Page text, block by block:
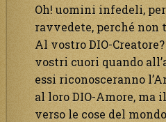
Oh! uomini infedeli,
ravvedete, perché non
Al vostro DIO-
vostri cuori quando
essi riconosceranno
al loro DIO-Amore, ma
verso le cose del